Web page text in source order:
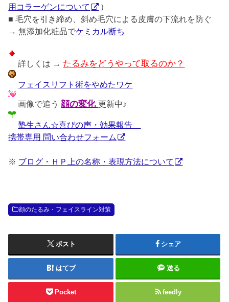
用コラーゲンについて
）
■ 毛穴を引き締め、斜め毛穴による皮膚の下流れを防ぐ
→ 無添加化粧品でケミカル断ち
詳しくは → たるみをどうやって取るのか？
フェイスリフト術をやめたワケ
画像で追う 顔の変化更新中♪
塾生さん☆喜びの声・効果報告
携帯専用 問い合わせフォーム
※ ブログ・ＨＰ上の名称・表現方法について
顔のたるみ・フェイスライン対策
ポスト シェア
はてブ 送る
Pocket feedly